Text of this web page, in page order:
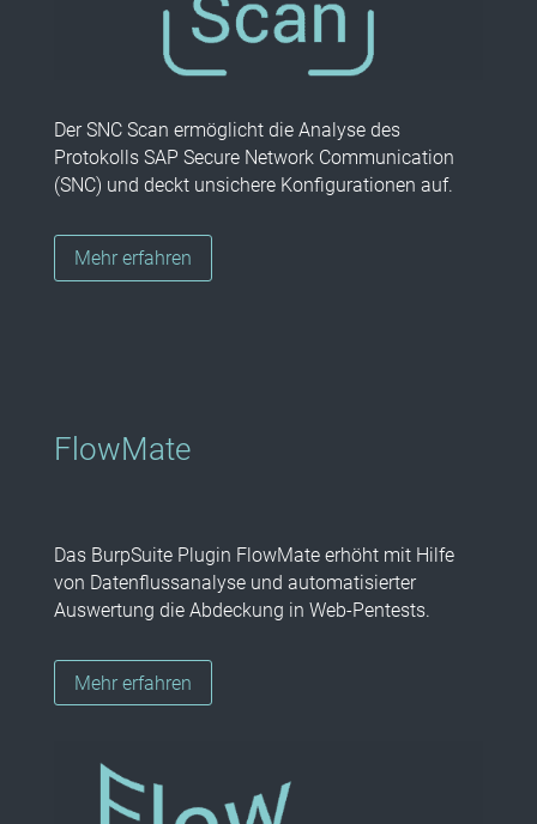
Der SNC Scan ermöglicht die Analyse des
Protokolls SAP Secure Network Communication
(SNC) und deckt unsichere Konfigurationen auf.
Mehr erfahren
FlowMate
Das BurpSuite Plugin FlowMate erhöht mit Hilfe
von Datenflussanalyse und automatisierter
Auswertung die Abdeckung in Web-Pentests.
Mehr erfahren